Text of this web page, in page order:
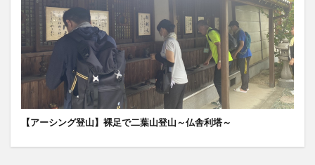
【アーシング登山】裸足で二葉山登山～仏舎利塔～